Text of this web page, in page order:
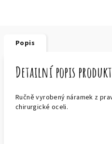
Popis
Detailní popis
Ručně vyrobený náramek z
chirurgické oceli.